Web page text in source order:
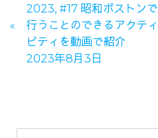
2023, #17 昭和ボストンで
行うことのできるアクティ
ビティを動画で紹介
2023年8月3日